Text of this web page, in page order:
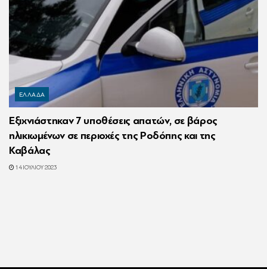
ΕΛΛΑΔΑ
Εξιχνιάστηκαν 7 υποθέσεις απατών, σε βάρος
ηλικιωμένων σε περιοχές της Ροδόπης και της
Καβάλας
14 ΙΟΥΛΊΟΥ 2023